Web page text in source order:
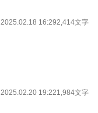
2025.02.18 16:292,414文字
2025.02.20 19:221,984文字